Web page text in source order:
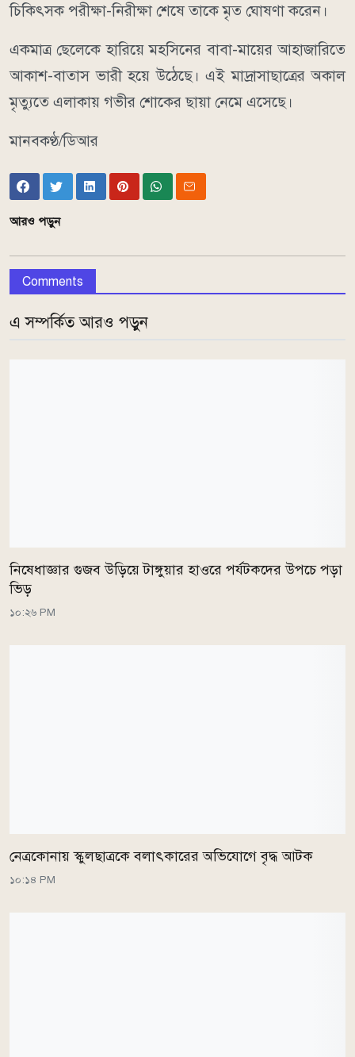
চিকিৎসক পরীক্ষা-নিরীক্ষা শেষে তাকে মৃত ঘোষণা করেন।
একমাত্র ছেলেকে হারিয়ে মহসিনের বাবা-মায়ের আহাজারিতে
আকাশ-বাতাস ভারী হয়ে উঠেছে। এই মাদ্রাসাছাত্রের অকাল
মৃত্যুতে এলাকায় গভীর শোকের ছায়া নেমে এসেছে।
মানবকণ্ঠ/ডিআর
আরও পড়ুন
Comments
এ সম্পর্কিত আরও পড়ুন
নিষেধাজ্ঞার গুজব উড়িয়ে টাঙ্গুয়ার হাওরে পর্যটকদের উপচে পড়া
ভিড়
১০:২৬ PM
নেত্রকোনায় স্কুলছাত্রকে বলাৎকারের অভিযোগে বৃদ্ধ আটক
১০:১৪ PM